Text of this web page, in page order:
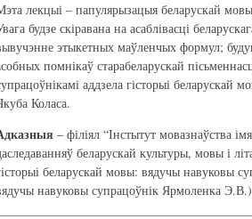
лекцыі – папулярызацыя беларускай
будзе скіравана на асаблівасці
этыкетных маўленчых формул;
помнікаў старабеларускай
аддзела гісторыі беларускай
Коласа.
– філіял “Інстытут мовазнаўства
беларускай культуры, мовы і
беларускай мовы: вядучы навуковы
навуковы супрацоўнік Ярмоленка